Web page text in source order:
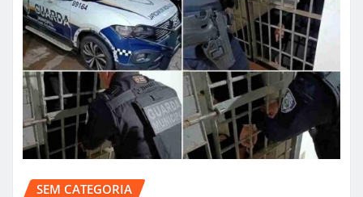
SEM CATEGORIA